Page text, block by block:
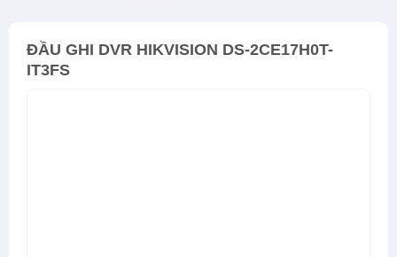
ĐẦU GHI DVR HIKVISION DS-2CE17H0T-
IT3FS